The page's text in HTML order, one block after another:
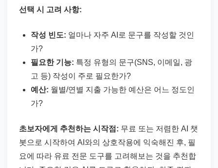
선택 시 고려 사항:
작성 빈도: 얼마나 자주 AI로 문구를 작성할 것인
가?
필요한 기능: 특정 유형의 문구(SNS, 이메일, 광
고 등) 작성이 주로 필요한가?
예산: 월별/연별 지출 가능한 예산은 어느 정도인
가?
초보자에게 추천하는 시작점: 무료 또는 저렴한 AI 챗
봇으로 시작하여 AI와의 상호작용에 익숙해진 후, 필
요에 따라 유료 전문 도구를 고려해보는 것을 추천합